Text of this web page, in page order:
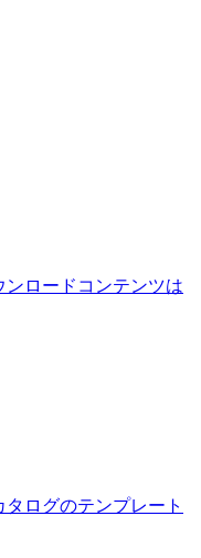
ロードコンテンツは
ログのテンプレート